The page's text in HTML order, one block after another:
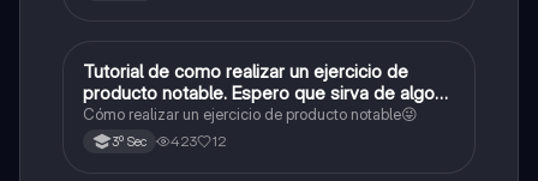
Matemáticas
Tutorial de como realizar un ejercicio de
producto notable. Espero que sirva de algo💕
😜
Cómo realizar un ejercicio de producto notable😜
3º Sec 423 12